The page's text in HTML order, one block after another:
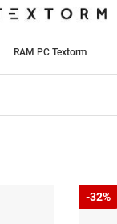
RAM PC Textorm
-32%